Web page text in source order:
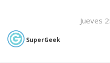
Jueves
SuperGeek